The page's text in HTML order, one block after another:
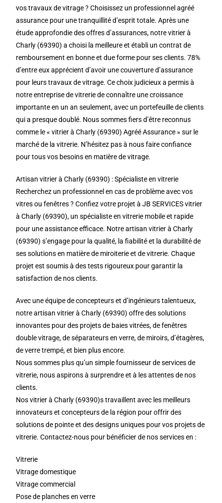
vos travaux de vitrage ? Choisissez un professionnel agréé
assurance pour une tranquillité d’esprit totale. Après une
étude approfondie des offres d’assurances, notre vitrier à
Charly (69390) a choisi la meilleure et établi un contrat de
remboursement en bonne et due forme pour ses clients. 78%
d’entre eux apprécient d’avoir une couverture d’assurance
pour leurs travaux de vitrage. Ce choix judicieux a permis à
notre entreprise de vitrerie de connaître une croissance
importante en un an seulement, avec un portefeuille de clients
qui a presque doublé. Nous sommes fiers d’être reconnus
comme le « vitrier à Charly (69390) Agréé Assurance » sur le
marché de la vitrerie. N’hésitez pas à nous faire confiance
pour tous vos besoins en matière de vitrage.
Artisan vitrier à Charly (69390) : Spécialiste en vitrerie
Recherchez un professionnel en cas de problème avec vos
vitres ou fenêtres ? Confiez votre projet à JB SERVICES vitrier
à Charly (69390), un spécialiste en vitrerie mobile et rapide
pour une assistance efficace. Notre artisan vitrier à Charly
(69390) s’engage pour la qualité, la fiabilité et la durabilité de
ses solutions en matière de miroiterie et de vitrerie. Chaque
projet est soumis à des tests rigoureux pour garantir la
satisfaction de nos clients.
Avec une équipe de concepteurs et d’ingénieurs talentueux,
notre artisan vitrier à Charly (69390) offre des solutions
innovantes pour des projets de baies vitrées, de fenêtres
double vitrage, de séparateurs en verre, de miroirs, d’étagères,
de verre trempé, et bien plus encore.
Nous sommes plus qu’un simple fournisseur de services de
vitrerie, nous aspirons à surprendre et à les attentes de nos
clients.
Nos vitrier à Charly (69390)s travaillent avec les meilleurs
innovateurs et concepteurs de la région pour offrir des
solutions de pointe et des designs uniques pour vos projets de
vitrerie. Contactez-nous pour bénéficier de nos services en :
Vitrerie
Vitrage domestique
Vitrage commercial
Pose de planches en verre